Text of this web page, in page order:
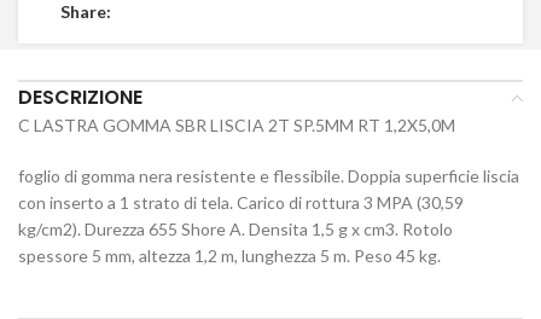
Share:
DESCRIZIONE
C LASTRA GOMMA SBR LISCIA 2T SP.5MM RT 1,2X5,0M
foglio di gomma nera resistente e flessibile. Doppia superficie liscia
con inserto a 1 strato di tela. Carico di rottura 3 MPA (30,59
kg/cm2). Durezza 655 Shore A. Densita 1,5 g x cm3. Rotolo
spessore 5 mm, altezza 1,2 m, lunghezza 5 m. Peso 45 kg.